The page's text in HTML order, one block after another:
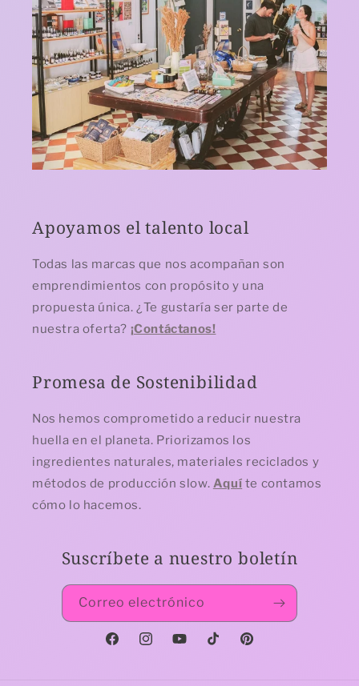
Apoyamos el talento local
Todas las marcas que nos acompañan son
emprendimientos con propósito y una
propuesta única. ¿Te gustaría ser parte de
nuestra oferta? ¡Contáctanos!
Promesa de Sostenibilidad
Nos hemos comprometido a reducir nuestra
huella en el planeta. Priorizamos los
ingredientes naturales, materiales reciclados y
métodos de producción slow. Aquí te contamos
cómo lo hacemos.
Suscríbete a nuestro boletín
Correo electrónico
FacebookInstagramYouTubeTikTokPinterest